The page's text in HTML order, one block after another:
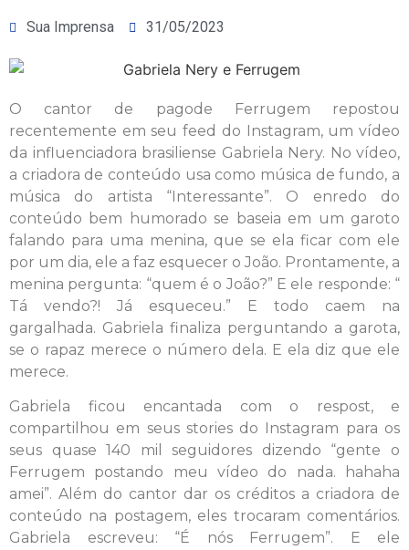
Sua Imprensa 31/05/2023
O cantor de pagode Ferrugem repostou
recentemente em seu feed do Instagram, um vídeo
da influenciadora brasiliense Gabriela Nery. No vídeo,
a criadora de conteúdo usa como música de fundo, a
música do artista “Interessante”. O enredo do
conteúdo bem humorado se baseia em um garoto
falando para uma menina, que se ela ficar com ele
por um dia, ele a faz esquecer o João. Prontamente, a
menina pergunta: “quem é o João?” E ele responde: “
Tá vendo?! Já esqueceu.” E todo caem na
gargalhada. Gabriela finaliza perguntando a garota,
se o rapaz merece o número dela. E ela diz que ele
merece.
Gabriela ficou encantada com o respost, e
compartilhou em seus stories do Instagram para os
seus quase 140 mil seguidores dizendo “gente o
Ferrugem postando meu vídeo do nada. hahaha
amei”. Além do cantor dar os créditos a criadora de
conteúdo na postagem, eles trocaram comentários.
Gabriela escreveu: “É nós Ferrugem”. E ele